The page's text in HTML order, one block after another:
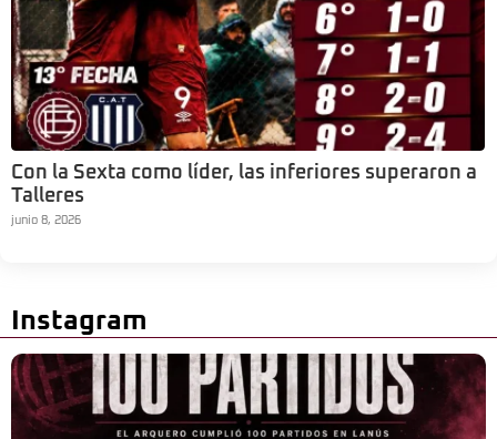
Con la Sexta como líder, las inferiores superaron a
Talleres
junio 8, 2026
Instagram